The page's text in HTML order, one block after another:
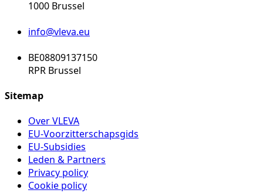
1000 Brussel
info@vleva.eu
BE08809137150
RPR Brussel
Sitemap
Over VLEVA
EU-Voorzitterschapsgids
EU-Subsidies
Leden & Partners
Privacy policy
Cookie policy